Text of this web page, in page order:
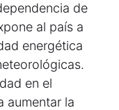
de
al país a
energética
en el
aumentar la